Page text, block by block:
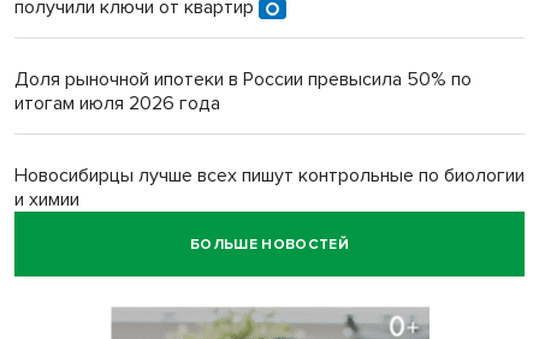
получили ключи от квартир
Доля рыночной ипотеки в России превысила 50% по
итогам июля 2026 года
Новосибирцы лучше всех пишут контрольные по биологии
и химии
БОЛЬШЕ НОВОСТЕЙ